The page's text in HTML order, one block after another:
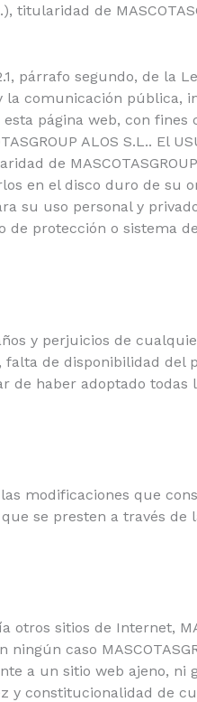
de
párrafo segundo, de la
comunicación pública,
página web, con fines
ALOS S.L.. El
de MASCOTASGROUP
en el disco duro de su
su uso personal y
protección o sistema
y perjuicios de
de disponibilidad del
de haber adoptado todas
las modificaciones que
se presten a través de
sitios de Internet,
caso
a un sitio web ajeno, ni
y constitucionalidad de